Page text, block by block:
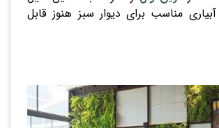
مناسب برای دیوار سبز هنوز قابل